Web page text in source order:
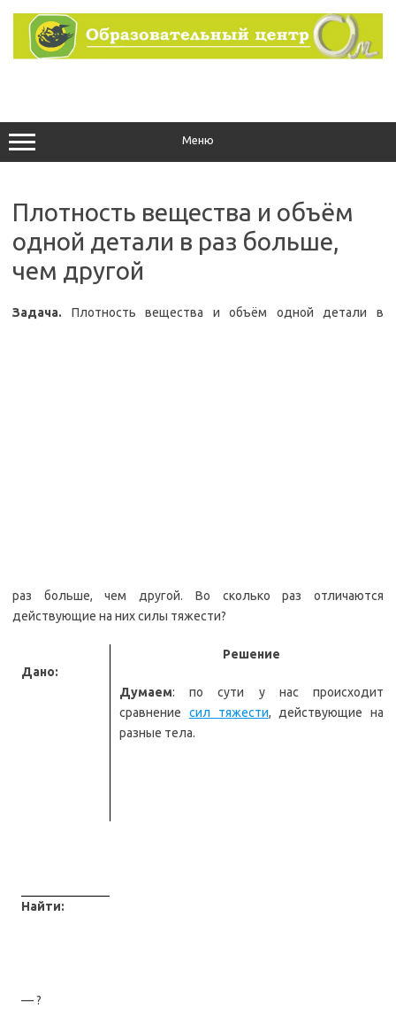
содержимому
Меню
Плотность вещества и объём
одной детали в раз больше,
чем другой
Задача. Плотность вещества и объём одной детали в
раз больше, чем другой. Во сколько раз отличаются
действующие на них силы тяжести?
Дано:
Найти:
— ?
Решение
Думаем: по сути у нас происходит
сравнение сил тяжести, действующие на
разные тела.